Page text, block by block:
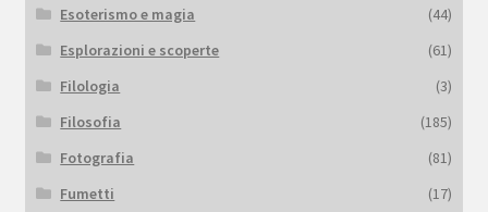
Esoterismo e magia
(44)
Esplorazioni e scoperte
(61)
Filologia
(3)
Filosofia
(185)
Fotografia
(81)
Fumetti
(17)